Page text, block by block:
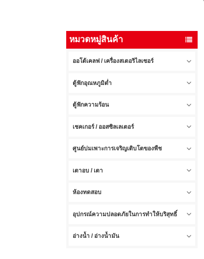
หมวดหมู่สินค้า
ออโต้เคลฟ / เครื่องสเตอริไลเซอร์
ตู้ฟักอุณหภูมิต่ำ
ตู้ฟักความร้อน
เชคเกอร์ / ออสซิลเลเตอร์
ศูนย์บ่มเพาะการเจริญเติบโตของพืช
เตาอบ / เตา
ห้องทดสอบ
อุปกรณ์ความปลอดภัยในการทำให้บริสุทธิ์
อ่างน้ำ / อ่างน้ำมัน